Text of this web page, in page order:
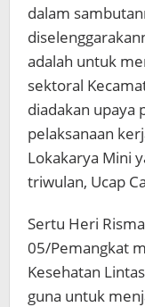
dalam
adalah untuk
sektoral
diadakan upaya
pelaksanaan
Lokakarya Mini
triwulan, Ucap
Sertu Heri
05/Pemangkat
Kesehatan
guna untuk